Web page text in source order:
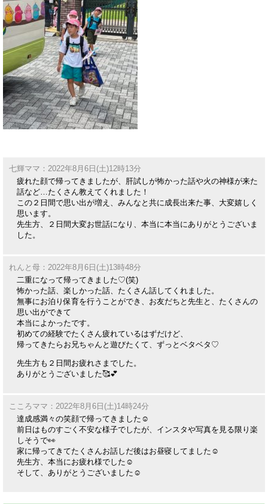
七輝ママ：2022年8月6日(土)12時13分
疲れた顔で帰ってきましたが、肝試しが怖かった話や火の神様が来た
話など…たくさん教えてくれました！
この２日間で思い出が増え、みんなと共に成長出来た事、大変嬉しく
思います。
先生方、２日間大変お世話になり、本当に本当にありがとうございま
した。
れんと母：2022年8月6日(土)13時48分
二重になって帰ってきました♡(笑)
怖かった話、楽しかった話、たくさん話してくれました。
無事にお泊り保育を行うことができ、お友だちと先生と、たくさんの
思い出ができて
本当によかったです。
初めての経験でたくさん疲れているはずだけど、
帰ってきたらお兄ちゃんと遊びたくて、ずっとベタベタ♡
先生方も２日間お疲れさまでした。
ありがとうございました🥰💕
こころママ：2022年8月6日(土)14時24分
達成感満々の笑顔で帰ってきました☺️
前日はものすごく不安な様子でしたが、インスタや写真を見る限り楽
しそうで👀
家に帰ってきてたくさんお話しだ後はお昼寝してました☺️
先生方、本当にお疲れ様でした☺️
そして、ありがとうございました☺️